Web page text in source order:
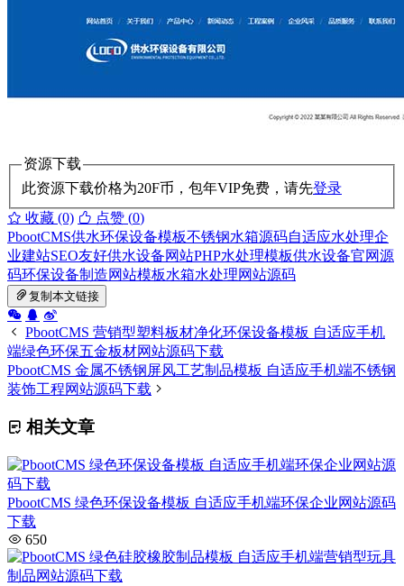
资源下载
此资源下载价格为20F币，包年VIP免费，请先登录
收藏 (0)
点赞 (0)
PbootCMS供水环保设备模板不锈钢水箱源码自适应水处理企
业建站SEO友好供水设备网站PHP水处理模板供水设备官网源
码环保设备制造网站模板水箱水处理网站源码
复制本文链接
PbootCMS 营销型塑料板材净化环保设备模板 自适应手机
端绿色环保五金板材网站源码下载
PbootCMS 金属不锈钢屏风工艺制品模板 自适应手机端不锈钢
装饰工程网站源码下载
相关文章
PbootCMS 绿色环保设备模板 自适应手机端环保企业网站源码
下载
650